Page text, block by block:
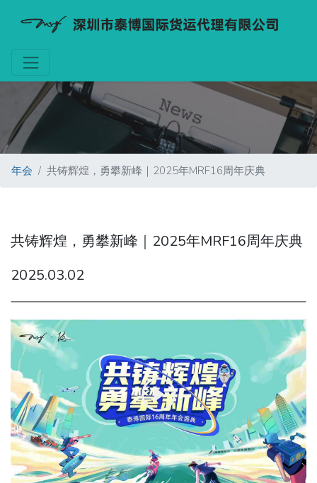
年会 共铸辉煌，勇攀新峰｜2025年MRF16周年庆典
共铸辉煌，勇攀新峰｜2025年MRF16周年庆典
2025.03.02